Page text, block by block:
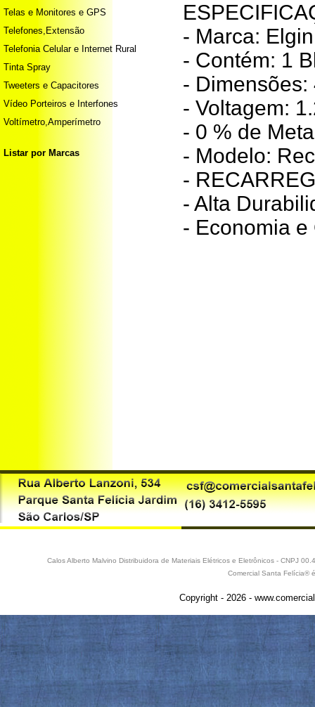
Telas e Monitores e GPS
Telefones,Extensão
Telefonia Celular e Internet Rural
Tinta Spray
Tweeters e Capacitores
Vídeo Porteiros e Interfones
Voltímetro,Amperímetro
Listar por Marcas
- Marca:
- Contém: 1
- Dimensões:
- Voltagem:
- 0 % de
- Modelo:
-
- Alta
- Economia
Calos Alberto Malvino Distribuidora de Materiais Elétricos e Eletrônicos - CNPJ
Comercial Santa Felícia®
Copyright - 2026 -